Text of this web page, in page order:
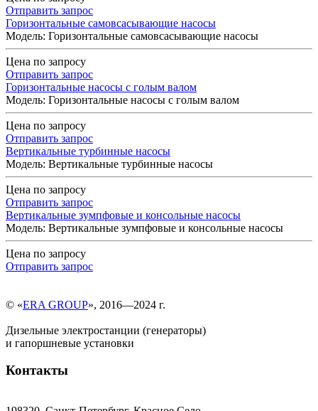
Отправить запрос
Горизонтальные самовсасывающие насосы
Модель: Горизонтальные самовсасывающие насосы
Цена по запросу
Отправить запрос
Горизонтальные насосы с голым валом
Модель: Горизонтальные насосы с голым валом
Цена по запросу
Отправить запрос
Вертикальные турбинные насосы
Модель: Вертикальные турбинные насосы
Цена по запросу
Отправить запрос
Вертикальные зумпфовые и консольные насосы
Модель: Вертикальные зумпфовые и консольные насосы
Цена по запросу
Отправить запрос
© «ERA GROUP», 2016—2024 г.
Дизельные электростанции (генераторы)
и гапоршневые установки
Контакты